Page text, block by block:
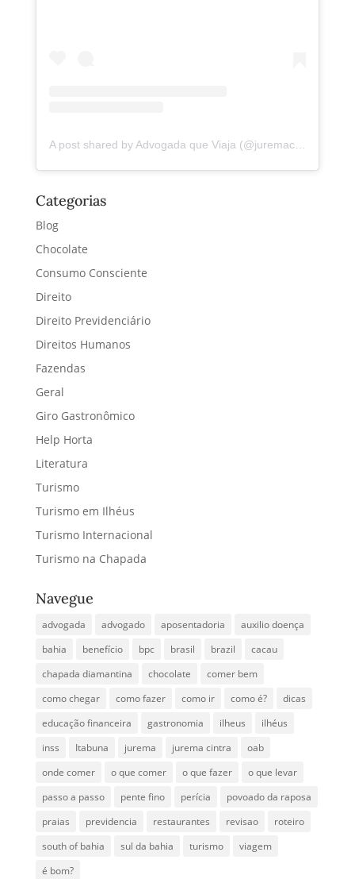
A post shared by Advogada que Viaja (@juremacintra)
Categorias
Blog
Chocolate
Consumo Consciente
Direito
Direito Previdenciário
Direitos Humanos
Fazendas
Geral
Giro Gastronômico
Help Horta
Literatura
Turismo
Turismo em Ilhéus
Turismo Internacional
Turismo na Chapada
Navegue
advogada advogado aposentadoria
auxilio doença
bahia
benefício bpc brasil brazil
cacau
chapada diamantina
chocolate
comer bem
como chegar
como fazer como ir como é?
dicas
educação financeira
gastronomia ilheus
ilhéus
inss
Itabuna jurema jurema cintra
oab
onde comer
o que comer o que fazer
o que levar
passo a passo
pente fino perícia
povoado da raposa
praias
previdencia restaurantes revisao
roteiro
south of bahia
sul da bahia turismo
viagem
é bom?